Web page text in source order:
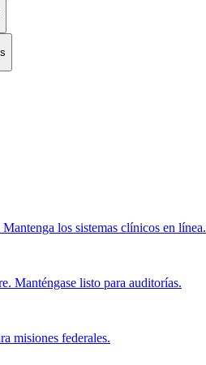
los sistemas clínicos en línea.
Manténgase listo para auditorías.
misiones federales.